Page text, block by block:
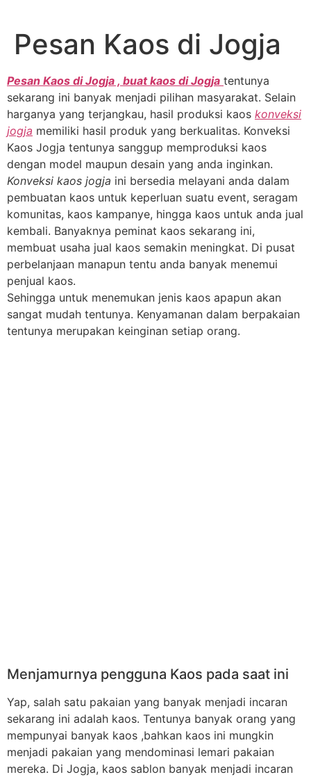
kontenPesan Kaos di Jogja
Pesan Kaos di Jogja , buat kaos di Jogja tentunya
sekarang ini banyak menjadi pilihan masyarakat. Selain
harganya yang terjangkau, hasil produksi kaos konveksi
jogja memiliki hasil produk yang berkualitas. Konveksi
Kaos Jogja tentunya sanggup memproduksi kaos
dengan model maupun desain yang anda inginkan.
Konveksi kaos jogja ini bersedia melayani anda dalam
pembuatan kaos untuk keperluan suatu event, seragam
komunitas, kaos kampanye, hingga kaos untuk anda jual
kembali. Banyaknya peminat kaos sekarang ini,
membuat usaha jual kaos semakin meningkat. Di pusat
perbelanjaan manapun tentu anda banyak menemui
penjual kaos.
Sehingga untuk menemukan jenis kaos apapun akan
sangat mudah tentunya. Kenyamanan dalam berpakaian
tentunya merupakan keinginan setiap orang.
Menjamurnya pengguna Kaos pada saat ini
Yap, salah satu pakaian yang banyak menjadi incaran
sekarang ini adalah kaos. Tentunya banyak orang yang
mempunyai banyak kaos ,bahkan kaos ini mungkin
menjadi pakaian yang mendominasi lemari pakaian
mereka. Di Jogja, kaos sablon banyak menjadi incaran